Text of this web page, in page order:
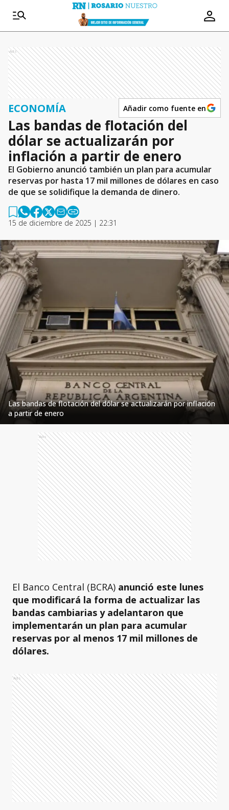
Ads
ECONOMÍA Añadir como fuente en
Las bandas de flotación del
dólar se actualizarán por
inflación a partir de enero
El Gobierno anunció también un plan para acumular
reservas por hasta 17 mil millones de dólares en caso
de que se solidifique la demanda de dinero.
15 de diciembre de 2025 | 22:31
Las bandas de flotación del dólar se actualizarán por inflación
a partir de enero
Ads
El Banco Central (BCRA) anunció este lunes
que modificará la forma de actualizar las
bandas cambiarias y adelantaron que
implementarán un plan para acumular
reservas por al menos 17 mil millones de
dólares.
Ads